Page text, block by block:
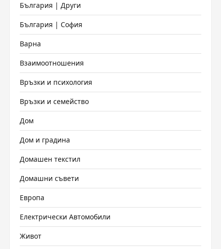
България | Други
България | София
Варна
Взаимоотношения
Връзки и психология
Връзки и семейство
Дом
Дом и градина
Домашен текстил
Домашни съвети
Европа
Електрически Автомобили
Живот